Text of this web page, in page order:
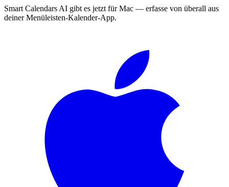
Smart Calendars AI gibt es jetzt für Mac — erfasse von überall aus
deiner Menüleisten-Kalender-App.